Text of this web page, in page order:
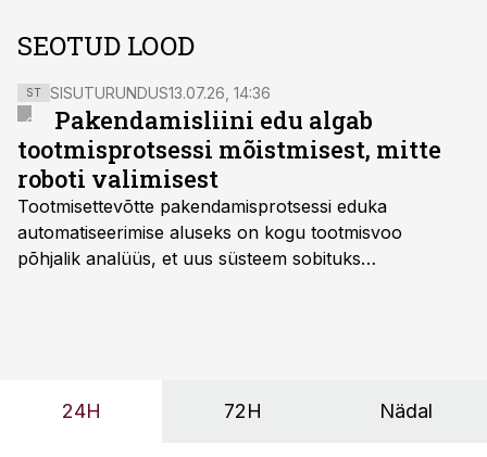
SEOTUD LOOD
ST SISUTURUNDUS13.07.26, 14:36
Pakendamisliini edu algab
tootmisprotsessi mõistmisest, mitte
roboti valimisest
Tootmisettevõtte pakendamisprotsessi eduka
automatiseerimise aluseks on kogu tootmisvoo
põhjalik analüüs, et uus süsteem sobituks
OÜ tegevjuht Sander Mitendorf.
24H 72H Nädal